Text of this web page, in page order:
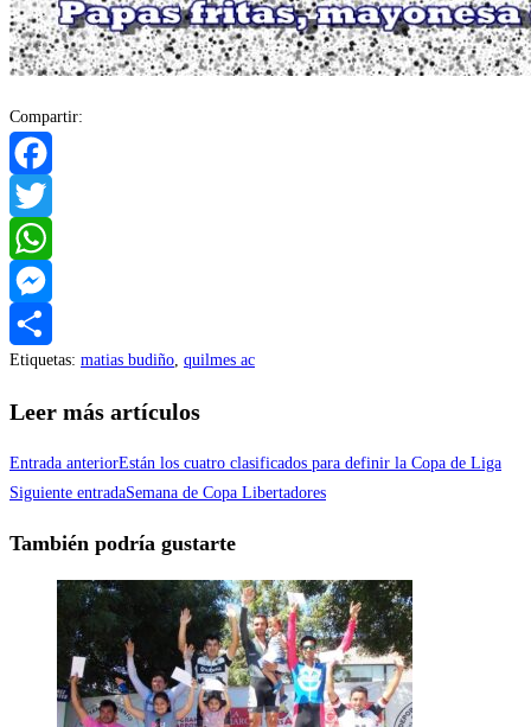
Compartir:
Facebook
Twitter
WhatsApp
Messenger
Compartir
Etiquetas: matias budiño, quilmes ac
Leer más artículos
Entrada anteriorEstán los cuatro clasificados para definir la Copa de Liga
Siguiente entradaSemana de Copa Libertadores
También podría gustarte